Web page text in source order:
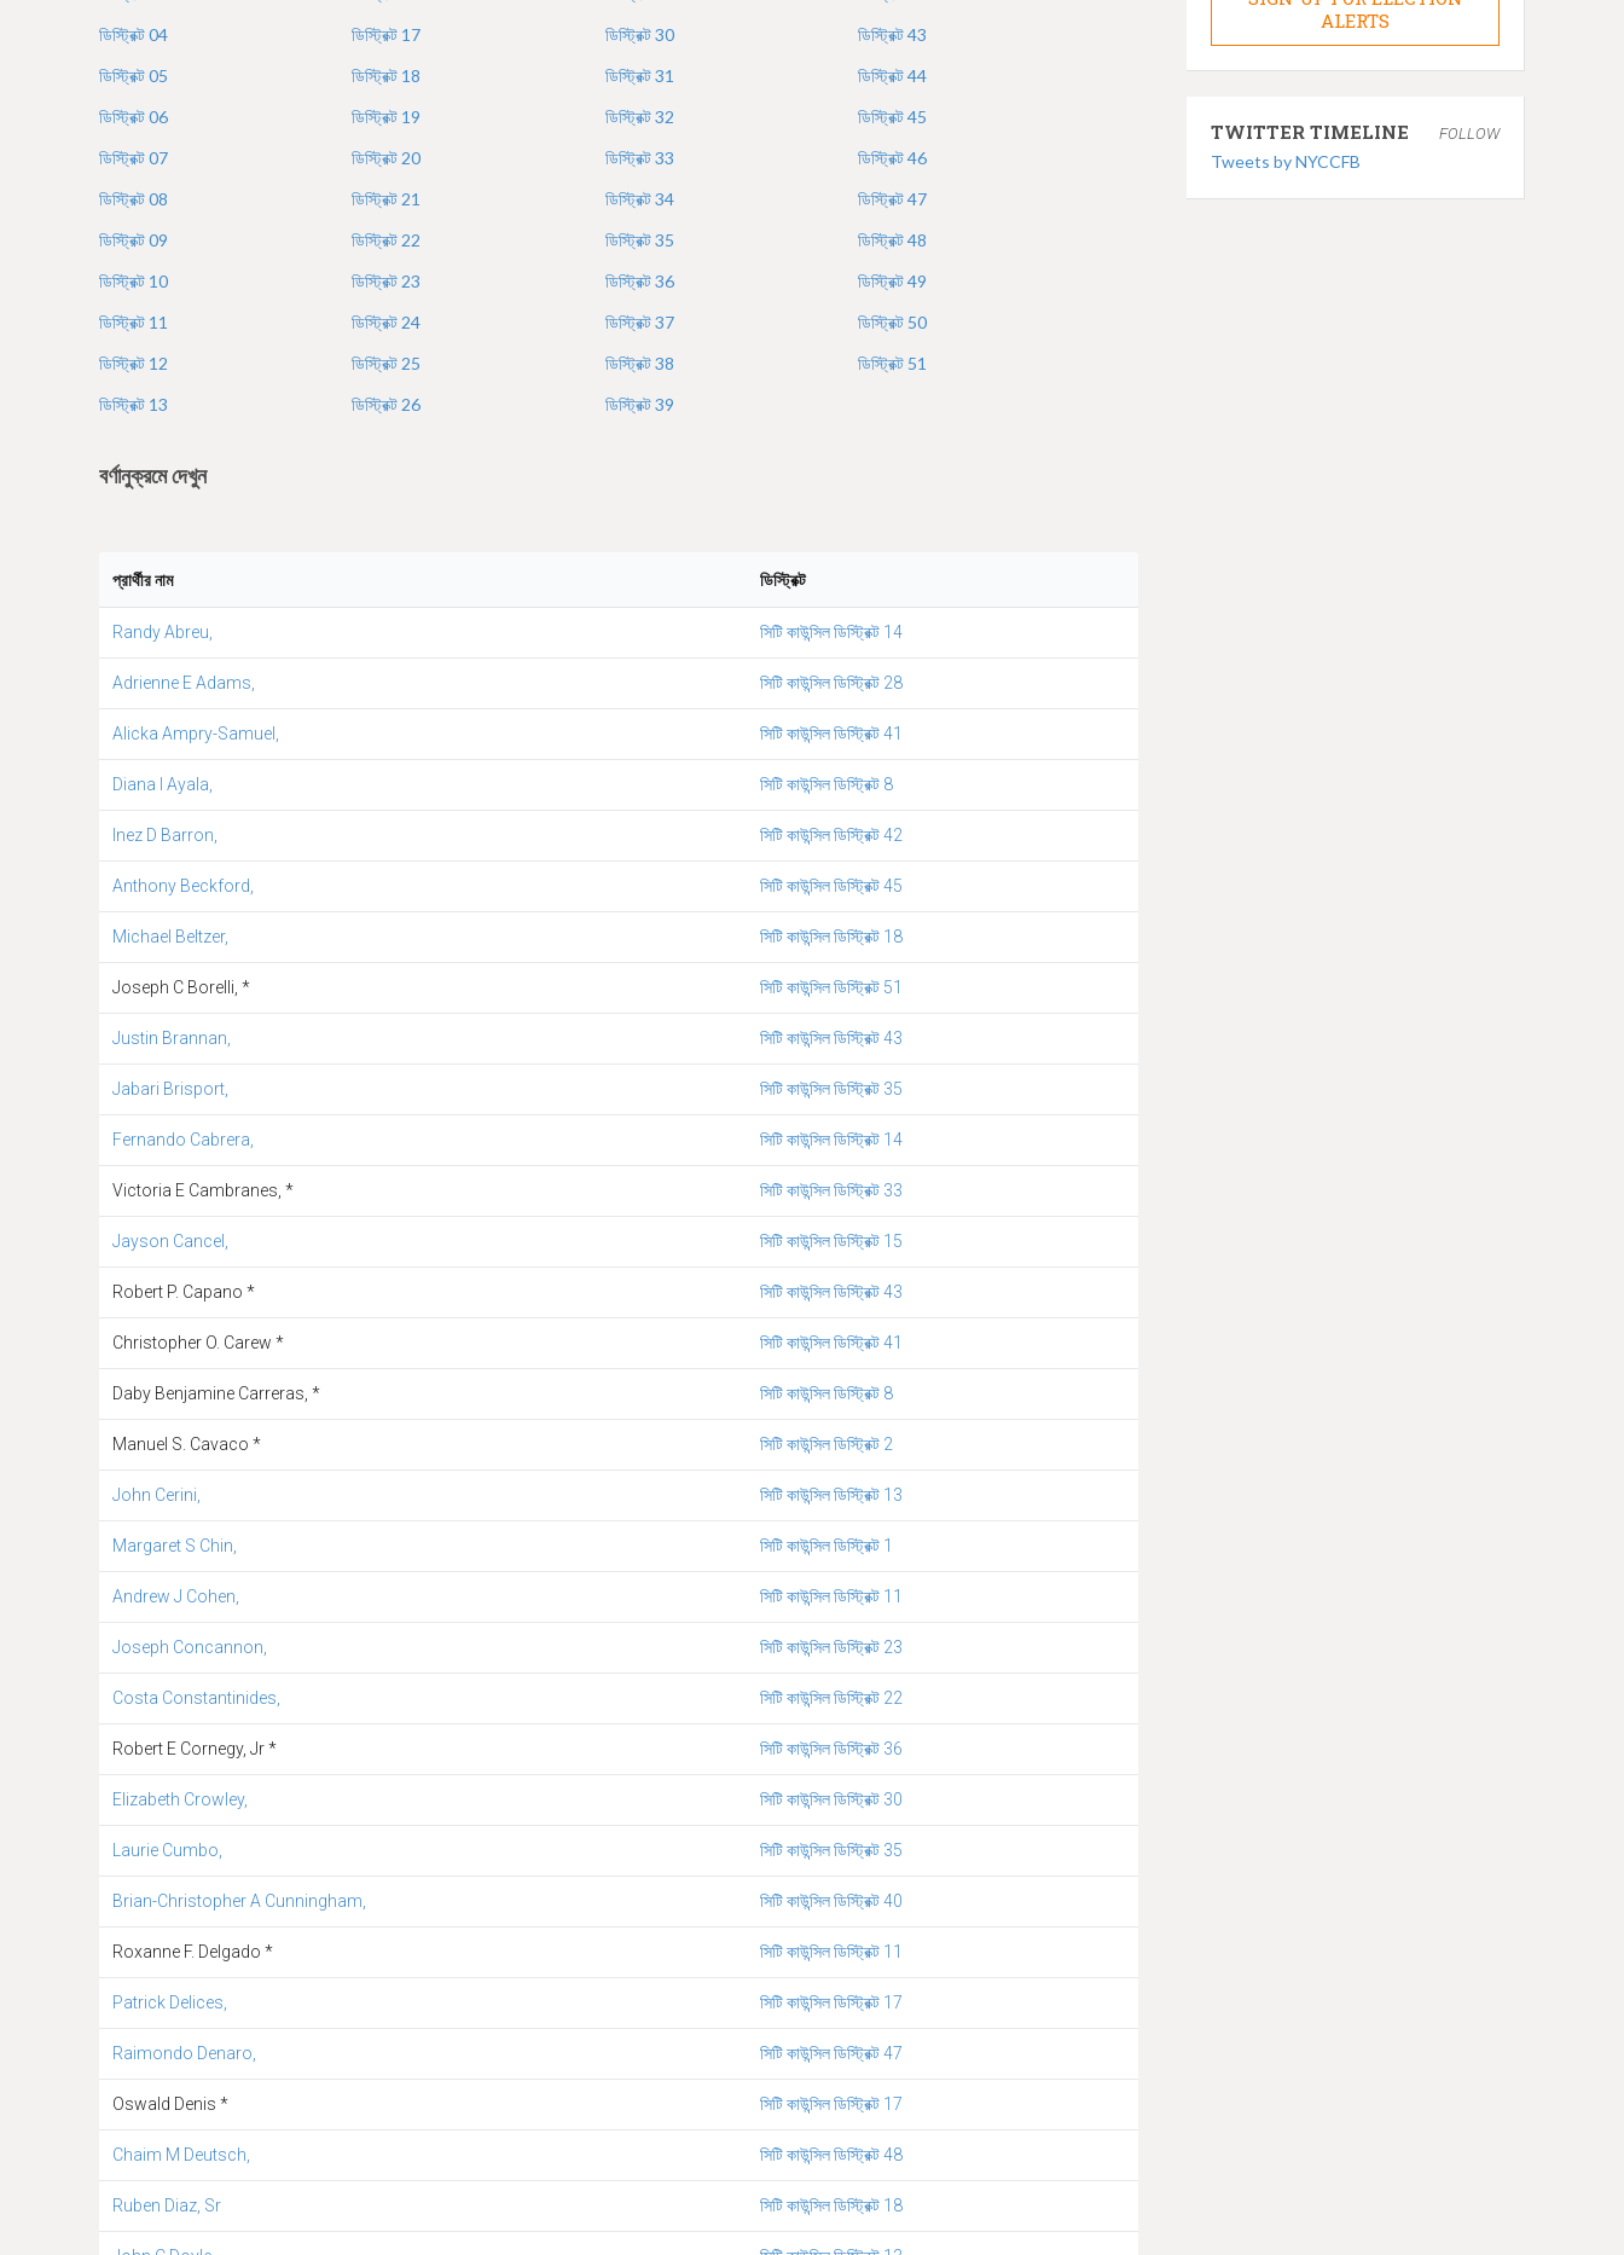
ডিস্ট্রিক্ট04
ডিস্ট্রিক্ট05
ডিস্ট্রিক্ট06
ডিস্ট্রিক্ট07
ডিস্ট্রিক্ট08
ডিস্ট্রিক্ট09
ডিস্ট্রিক্ট 10
ডিস্ট্রিক্ট 11
ডিস্ট্রিক্ট 12
ডিস্ট্রিক্ট 13
ডিস্ট্রিক্ট 17
ডিস্ট্রিক্ট 18
ডিস্ট্রিক্ট 19
ডিস্ট্রিক্ট 20
ডিস্ট্রিক্ট 21
ডিস্ট্রিক্ট 22
ডিস্ট্রিক্ট 23
ডিস্ট্রিক্ট 24
ডিস্ট্রিক্ট 25
ডিস্ট্রিক্ট 26
ডিস্ট্রিক্ট30
ডিস্ট্রিক্ট31
ডিস্ট্রিক্ট32
ডিস্ট্রিক্ট33
ডিস্ট্রিক্ট34
ডিস্ট্রিক্ট35
ডিস্ট্রিক্ট36
ডিস্ট্রিক্ট37
ডিস্ট্রিক্ট38
ডিস্ট্রিক্ট39
ডিস্ট্রিক্ট43
ডিস্ট্রিক্ট44
ডিস্ট্রিক্ট45
ডিস্ট্রিক্ট46
ডিস্ট্রিক্ট47
ডিস্ট্রিক্ট48
ডিস্ট্রিক্ট49
ডিস্ট্রিক্ট 50
ডিস্ট্রিক্ট 51
বর্ণানুক্রমে দেখুন
প্রার্থীর নাম ডিস্ট্রিক্ট
Randy Abreu, সিটি কাউন্সিল ডিস্ট্রিক্ট 14
Adrienne E Adams, সিটি কাউন্সিল ডিস্ট্রিক্ট 28
Alicka Ampry-Samuel, সিটি কাউন্সিল ডিস্ট্রিক্ট 41
Diana I Ayala, সিটি কাউন্সিল ডিস্ট্রিক্ট 8
Inez D Barron, সিটি কাউন্সিল ডিস্ট্রিক্ট 42
Anthony Beckford, সিটি কাউন্সিল ডিস্ট্রিক্ট 45
Michael Beltzer, সিটি কাউন্সিল ডিস্ট্রিক্ট 18
Joseph C Borelli, * সিটি কাউন্সিল ডিস্ট্রিক্ট 51
Justin Brannan, সিটি কাউন্সিল ডিস্ট্রিক্ট 43
Jabari Brisport, সিটি কাউন্সিল ডিস্ট্রিক্ট 35
Fernando Cabrera, সিটি কাউন্সিল ডিস্ট্রিক্ট 14
Victoria E Cambranes, * সিটি কাউন্সিল ডিস্ট্রিক্ট 33
Jayson Cancel, সিটি কাউন্সিল ডিস্ট্রিক্ট 15
Robert P. Capano * সিটি কাউন্সিল ডিস্ট্রিক্ট 43
Christopher O. Carew * সিটি কাউন্সিল ডিস্ট্রিক্ট 41
Daby Benjamine Carreras, * সিটি কাউন্সিল ডিস্ট্রিক্ট 8
Manuel S. Cavaco * সিটি কাউন্সিল ডিস্ট্রিক্ট 2
John Cerini, সিটি কাউন্সিল ডিস্ট্রিক্ট 13
Margaret S Chin, সিটি কাউন্সিল ডিস্ট্রিক্ট 1
Andrew J Cohen, সিটি কাউন্সিল ডিস্ট্রিক্ট 11
Joseph Concannon, সিটি কাউন্সিল ডিস্ট্রিক্ট 23
Costa Constantinides, সিটি কাউন্সিল ডিস্ট্রিক্ট 22
Robert E Cornegy, Jr * সিটি কাউন্সিল ডিস্ট্রিক্ট 36
Elizabeth Crowley, সিটি কাউন্সিল ডিস্ট্রিক্ট 30
Laurie Cumbo, সিটি কাউন্সিল ডিস্ট্রিক্ট 35
Brian-Christopher A Cunningham, সিটি কাউন্সিল ডিস্ট্রিক্ট 40
Roxanne F. Delgado * সিটি কাউন্সিল ডিস্ট্রিক্ট 11
Patrick Delices, সিটি কাউন্সিল ডিস্ট্রিক্ট 17
Raimondo Denaro, সিটি কাউন্সিল ডিস্ট্রিক্ট 47
Oswald Denis * সিটি কাউন্সিল ডিস্ট্রিক্ট 17
Chaim M Deutsch, সিটি কাউন্সিল ডিস্ট্রিক্ট 48
Ruben Diaz, Sr সিটি কাউন্সিল ডিস্ট্রিক্ট 18
ALERTS
TWITTER TIMELINE FOLLOW
Tweets by NYCCFB